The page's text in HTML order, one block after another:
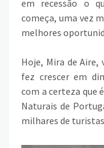
em recessão o
começa, uma vez
melhores
Hoje, Mira de Aire,
fez crescer em
com a certeza que
Naturais de
milhares de